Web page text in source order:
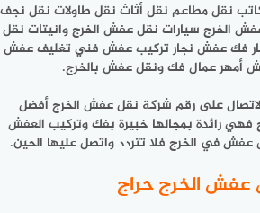
نقل مطاعم نقل أثاث نقل طاولات نقل نجف
الخرج سيارات نقل عفش الخرج وانيتات نقل
فك عفش نجار تركيب عفش فني تغليف عفش
أمهر عمال فك ونقل عفش بالخرج.
بالاتصال على رقم شركة نقل عفش الخرج أفضل
رائدة بمجالها خبيرة بفك وتركيب العفش
في الخرج فلا تتردد واتصل عليها الحين.
عفش الخرج حراج